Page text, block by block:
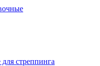
стреппинга